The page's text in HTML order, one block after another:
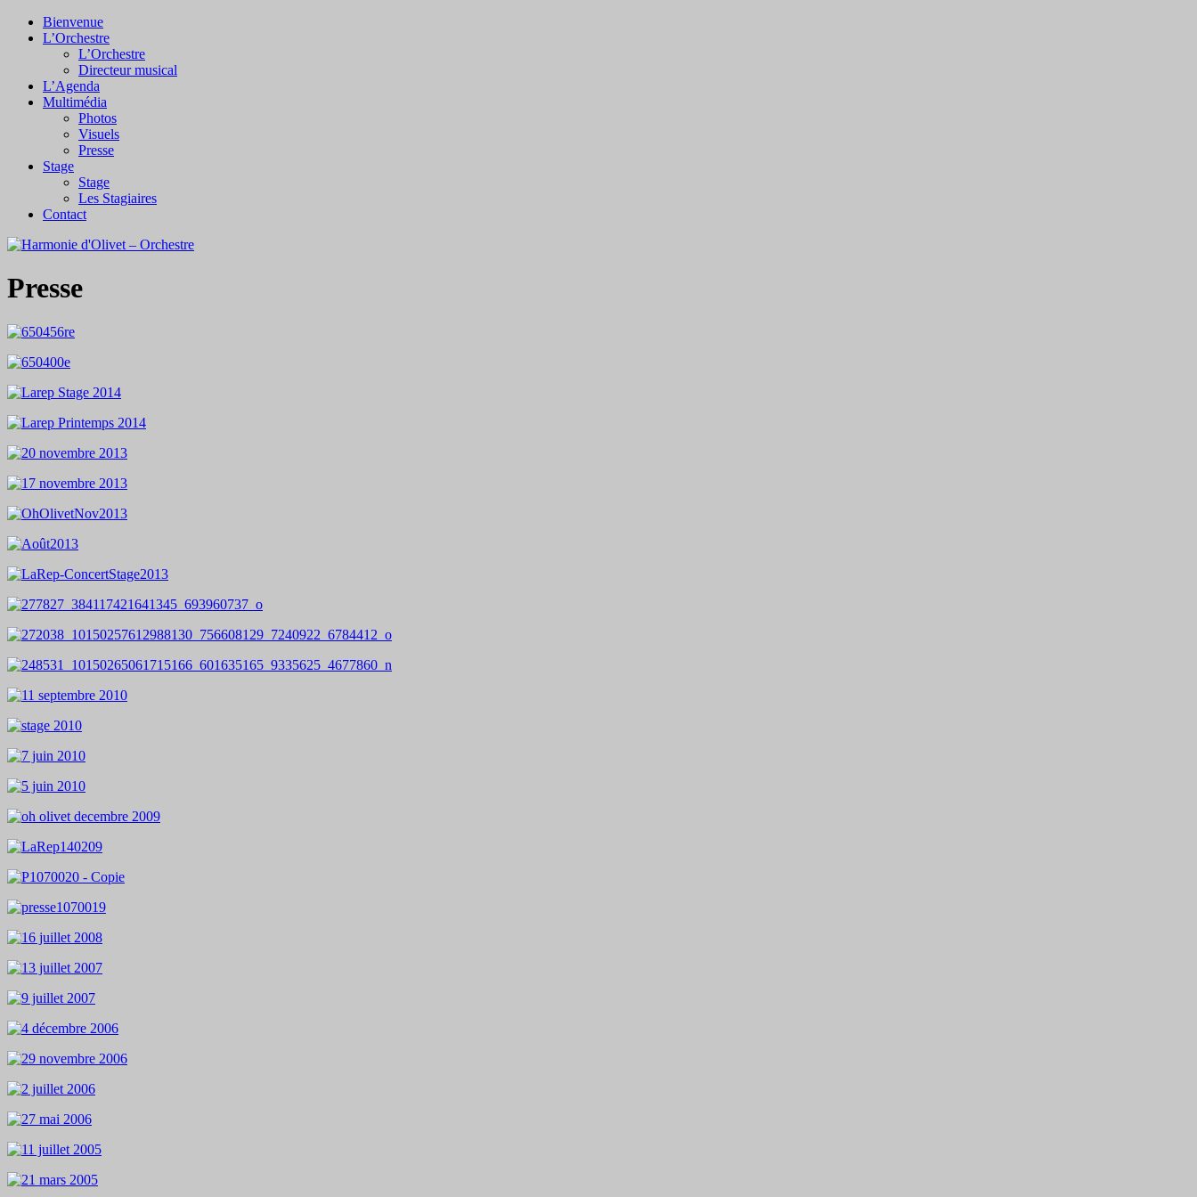
Bienvenue
L’Orchestre
L’Orchestre
Directeur musical
L’Agenda
Multimédia
Photos
Visuels
Presse
Stage
Stage
Les Stagiaires
Contact
Presse